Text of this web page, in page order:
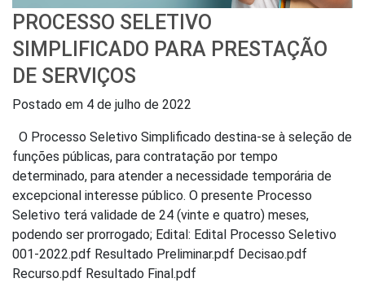
PROCESSO SELETIVO
SIMPLIFICADO PARA PRESTAÇÃO
DE SERVIÇOS
Postado em 4 de julho de 2022
O Processo Seletivo Simplificado destina-se à seleção de
funções públicas, para contratação por tempo
determinado, para atender a necessidade temporária de
excepcional interesse público. O presente Processo
Seletivo terá validade de 24 (vinte e quatro) meses,
podendo ser prorrogado; Edital: Edital Processo Seletivo
001-2022.pdf Resultado Preliminar.pdf Decisao.pdf
Recurso.pdf Resultado Final.pdf